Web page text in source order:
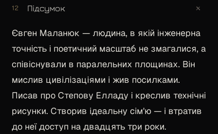
12 Підсумок +
Євген Маланюк — людина, в якій інженерна
точність і поетичний масштаб не змагалися, а
співіснували в паралельних площинах. Він
мислив цивілізаціями і жив посилками.
Писав про Степову Елладу і креслив технічні
рисунки. Створив ідеальну сім'ю — і втратив
до неї доступ на двадцять три роки.